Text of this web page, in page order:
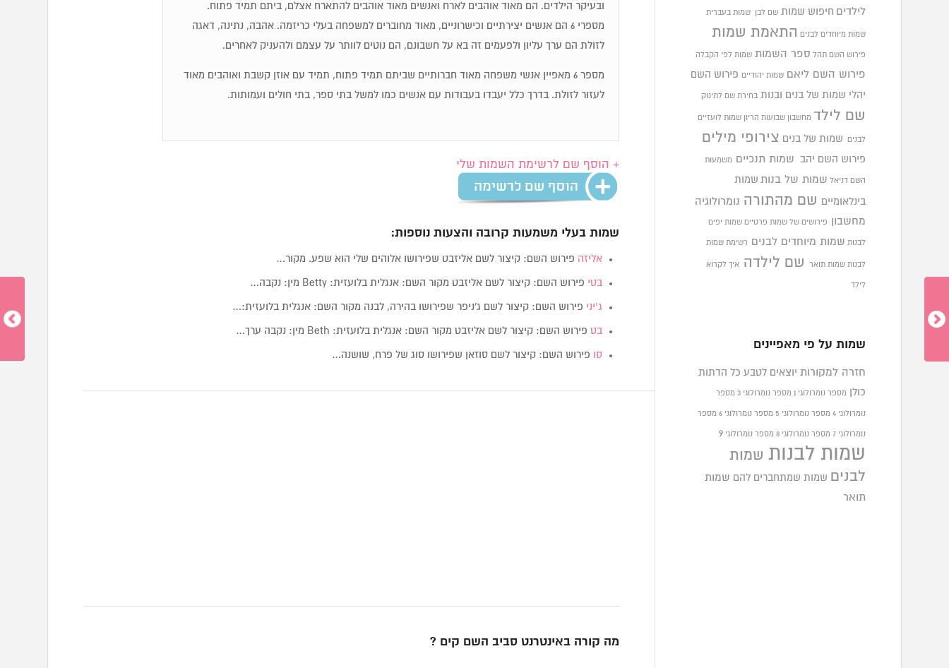
ובעיקר הילדים. הם מאוד אוהבים לארח ואנשים מאוד אוהבים להתארח אצלם, ביתם תמיד פתוח.
מספרי 6 הם אנשים יצירתיים וכישרוניים, מאוד מחוברים למשפחה בעלי כריזמה. אהבה, נתינה, דאגה
לזולת הם ערך עליון ולפעמים זה בא על חשבונם, הם נוטים לוותר על עצמם ולהעניק לאחרים.
מספר 6 מאפיין אנשי משפחה מאוד חברותיים שביתם תמיד פתוח, תמיד עם אוזן קשבת ואוהבים מאוד
לעזור לזולת. בדרך כלל יעבדו בעבודות עם אנשים כמו למשל בתי ספר, בתי חולים ועמותות.
+ הוסף שם לרשימת השמות שלי
שמות בעלי משמעות קרובה והצעות נוספות:
אליזה פירוש השם: קיצור לשם אליזבט שפירושו אלוהים שלי הוא שפע. מקור…
בטי פירוש השם: קיצור לשם אליזבט מקור השם: אנגלית בלועזית: Betty מין: נקבה…
ג’יני פירוש השם: קיצור לשם ג'ניפר שפירושו בהירה, לבנה מקור השם: אנגלית בלועזית:…
בט פירוש השם: קיצור לשם אליזבט מקור השם: אנגלית בלועזית: Beth מין: נקבה ערך…
סו פירוש השם: קיצור לשם סוזאן שפירושו סוג של פרח, שושנה…
מה קורה באינטרנט סביב השם קים ?
לילדים חיפוש שמות שם לבן שמות בעברית
שמות מיוחדים לבנים התאמת שמות
פירוש השם תהל ספר השמות שמות לפי הקבלה
פירוש השם ליאם שמות יהודיים פירוש השם
יהלי שמות של בנים ובנות בחירת שם לתינוק
שם לילד מחשבון שבועות הריון שמות לועזיים
לבנים שמות של בנים צירופי מילים
פירוש השם יהב שמות תנכיים משמעות
השם דניאל שמות של בנות שמות
בינלאומיים שם מהתורה נומרולוגיה
מחשבון פירושים של שמות פרטיים שמות יפים
לבנות שמות מיוחדים לבנים רשימת שמות
לבנות שמות תואר שם לילדה איך לקרוא
לילד
שמות על פי מאפיינים
חזרה למקורות יוצאים לטבע כל הדתות
כולן מספר נומרולוגי 1 מספר נומרולוגי 3 מספר
נומרולוגי 4 מספר נומרולוגי 5 מספר נומרולוגי 6 מספר
נומרולוגי 7 מספר נומרולוגי 8 מספר נומרולוגי9
שמות לבנות שמות
לבנים
שמות שמתחברים להם שמות
תואר